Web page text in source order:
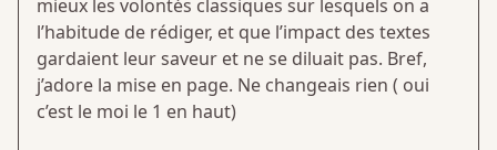
mieux les volontés classiques sur lesquels on a
l’habitude de rédiger, et que l’impact des textes
gardaient leur saveur et ne se diluait pas. Bref,
j’adore la mise en page. Ne changeais rien ( oui
c’est le moi le 1 en haut)